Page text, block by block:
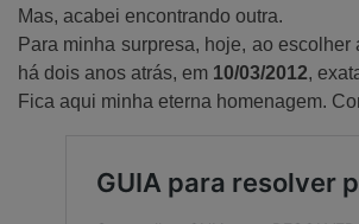
Mas, acabei encontrando outra.
Para minha surpresa, hoje, ao
há dois anos atrás, em 10/03/2012,
Fica aqui minha eterna homenagem.